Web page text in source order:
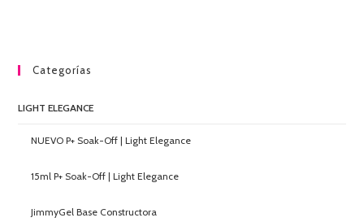
Categorías
LIGHT ELEGANCE
NUEVO P+ Soak-Off | Light Elegance
15ml P+ Soak-Off | Light Elegance
JimmyGel Base Constructora